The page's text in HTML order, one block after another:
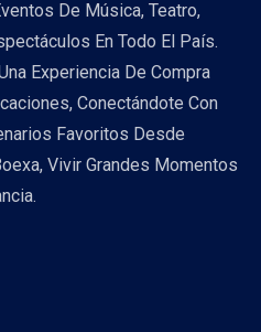
De Música, Teatro,
En Todo El País.
Experiencia De Compra
Conectándote Con
Favoritos Desde
Vivir Grandes Momentos